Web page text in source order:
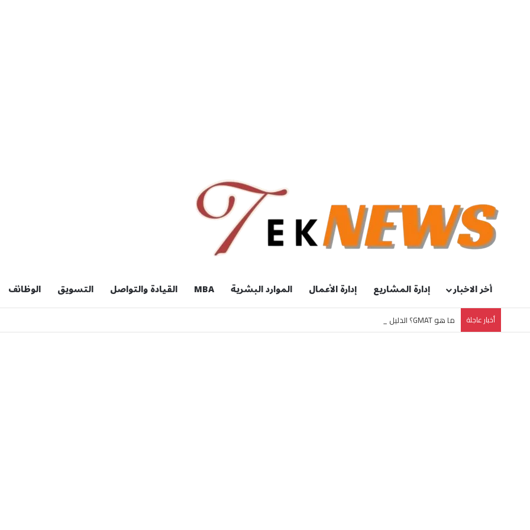
أخر الاخبار إدارة المشاريع إدارة الأعمال الموارد البشرية MBA القيادة والتواصل التسويق الوظائف
أخبار عاجلة ما هو GMAT؟ الدليل الشامل لاختبار قبول ماجستير إدارة الأعمال